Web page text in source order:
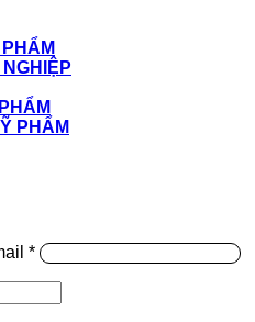
PHẨM
*